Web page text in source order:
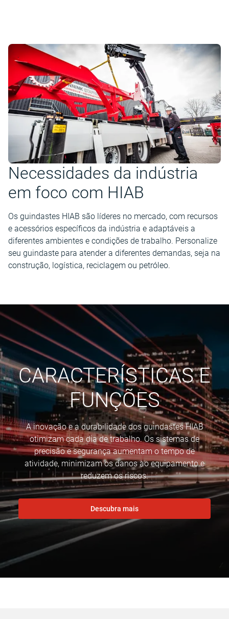
Necessidades da indústria
em foco com HIAB
Os guindastes HIAB são líderes no mercado, com recursos
e acessórios específicos da indústria e adaptáveis a
diferentes ambientes e condições de trabalho. Personalize
seu guindaste para atender a diferentes demandas, seja na
construção, logística, reciclagem ou petróleo.
CARACTERÍSTICAS E
FUNÇÕES
A inovação e a durabilidade dos guindastes HIAB
otimizam cada dia de trabalho. Os sistemas de
precisão e segurança aumentam o tempo de
atividade, minimizam os danos ao equipamento e
reduzem os riscos.
Descubra mais